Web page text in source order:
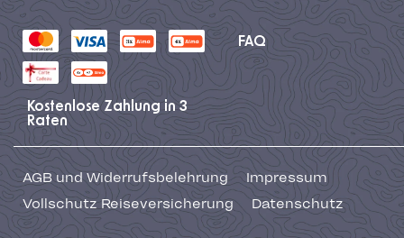
FAQ
Kostenlose Zahlung in 3
Raten
AGB und Widerrufsbelehrung
Impressum
Vollschutz Reiseversicherung
Datenschutz